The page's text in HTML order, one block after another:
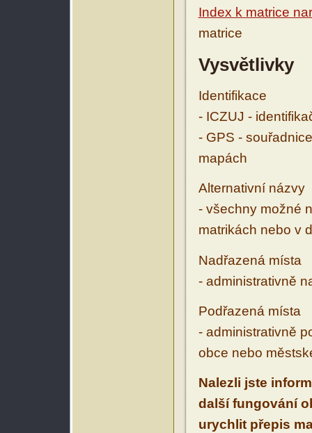
Index k matrice
matrice
Vysvětlivky
Identifikace
- ICZUJ -
- GPS -
mapách
Alternativní názvy
- všechny možné
matrikách nebo v
Nadřazená místa
- administrativně
Podřazená místa
- administrativně
obce nebo
Nalezli jste
další fungování
urychlit přepis